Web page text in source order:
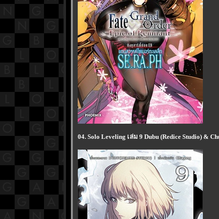
04. Solo Leveling เล่ม 9 Dubu (Redice Studio) &